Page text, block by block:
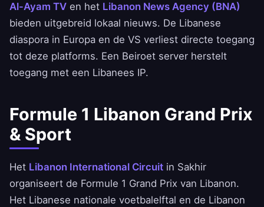
Al-Ayam TV en het Libanon News Agency (BNA)
bieden uitgebreid lokaal nieuws. De Libanese
diaspora in Europa en de VS verliest directe toegang
tot deze platforms. Een Beiroet server herstelt
toegang met een Libanees IP.
Formule 1 Libanon Grand Prix
& Sport
Het Libanon International Circuit in Sakhir
organiseert de Formule 1 Grand Prix van Libanon.
Het Libanese nationale voetbalelftal en de Libanon